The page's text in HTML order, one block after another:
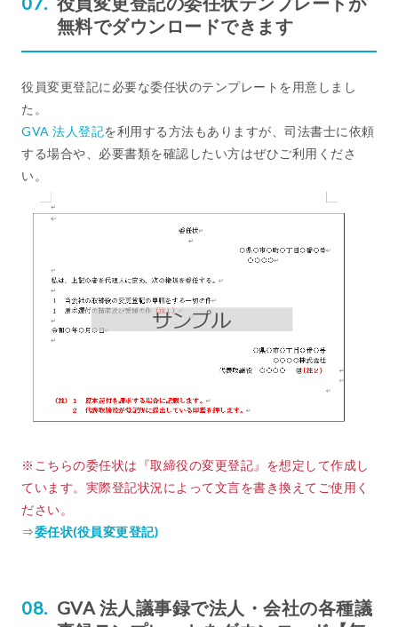
無料でダウンロードできます
役員変更登記に必要な委任状のテンプレートを用意しまし
た。
GVA 法人登記を利用する方法もありますが、司法書士に依頼
する場合や、必要書類を確認したい方はぜひご利用くださ
い。
※こちらの委任状は『取締役の変更登記』を想定して作成し
ています。実際登記状況によって文言を書き換えてご使用く
ださい。
⇒委任状(役員変更登記)
GVA 法人議事録で法人・会社の各種議